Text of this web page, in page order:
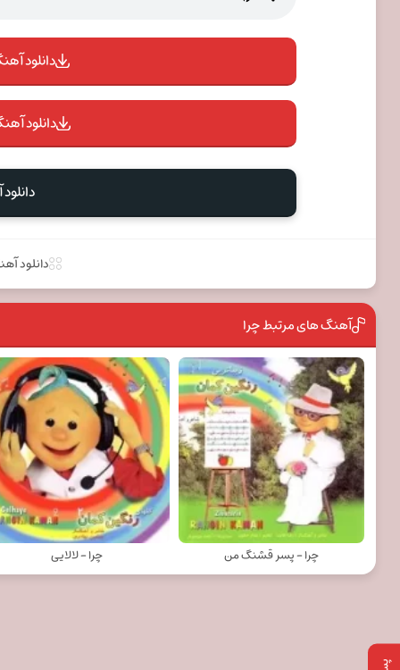
دانلود
دانلود
دانلود
آهنگ های مرتبط چرا
چرا - پسر قشنگ من چرا - لالایی